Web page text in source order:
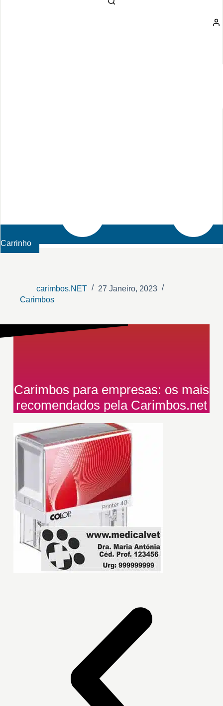
Carrinho
carimbos.NET
27 Janeiro, 2023
Carimbos
Carimbos para empresas: os mais
recomendados pela Carimbos.net